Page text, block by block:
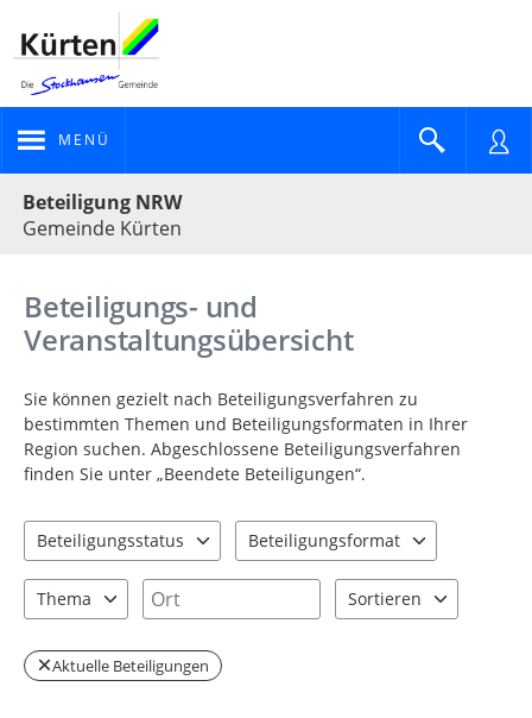
MENÜ
Beteiligung NRW
Gemeinde Kürten
Beteiligungs- und
Veranstaltungsübersicht
Sie können gezielt nach Beteiligungsverfahren zu
bestimmten Themen und Beteiligungsformaten in Ihrer
Region suchen. Abgeschlossene Beteiligungsverfahren
finden Sie unter „Beendete Beteiligungen“.
Beteiligungsstatus
Beteiligungsformat
Thema
Ort
Sortieren
Aktuelle Beteiligungen